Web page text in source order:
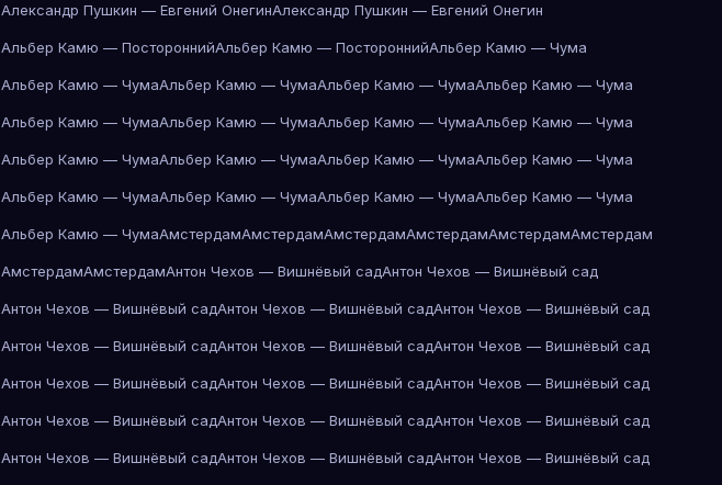
Александр Пушкин — Евгений ОнегинАлександр Пушкин — Евгений Онегин
Альбер Камю — ПостороннийАльбер Камю — ПостороннийАльбер Камю — Чума
Альбер Камю — ЧумаАльбер Камю — ЧумаАльбер Камю — ЧумаАльбер Камю — Чума
Альбер Камю — ЧумаАльбер Камю — ЧумаАльбер Камю — ЧумаАльбер Камю — Чума
Альбер Камю — ЧумаАльбер Камю — ЧумаАльбер Камю — ЧумаАльбер Камю — Чума
Альбер Камю — ЧумаАльбер Камю — ЧумаАльбер Камю — ЧумаАльбер Камю — Чума
Альбер Камю — ЧумаАмстердамАмстердамАмстердамАмстердамАмстердамАмстердам
АмстердамАмстердамАнтон Чехов — Вишнёвый садАнтон Чехов — Вишнёвый сад
Антон Чехов — Вишнёвый садАнтон Чехов — Вишнёвый садАнтон Чехов — Вишнёвый сад
Антон Чехов — Вишнёвый садАнтон Чехов — Вишнёвый садАнтон Чехов — Вишнёвый сад
Антон Чехов — Вишнёвый садАнтон Чехов — Вишнёвый садАнтон Чехов — Вишнёвый сад
Антон Чехов — Вишнёвый садАнтон Чехов — Вишнёвый садАнтон Чехов — Вишнёвый сад
Антон Чехов — Вишнёвый садАнтон Чехов — Вишнёвый садАнтон Чехов — Вишнёвый сад